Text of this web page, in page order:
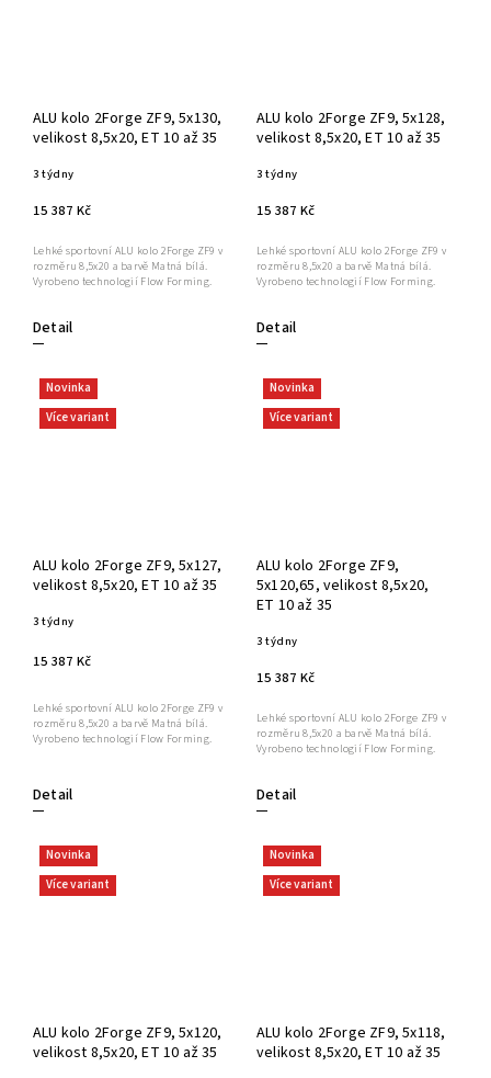
ALU kolo 2Forge ZF9, 5x130,
velikost 8,5x20, ET 10 až 35
3 týdny
15 387 Kč
Detail
Lehké sportovní ALU kolo 2Forge ZF9 v
rozměru 8,5x20 a barvě Matná bílá.
Vyrobeno technologií Flow Forming.
ALU kolo 2Forge ZF9, 5x128,
velikost 8,5x20, ET 10 až 35
3 týdny
15 387 Kč
Detail
Lehké sportovní ALU kolo 2Forge ZF9 v
rozměru 8,5x20 a barvě Matná bílá.
Vyrobeno technologií Flow Forming.
Novinka
Více variant
ALU kolo 2Forge ZF9, 5x127,
velikost 8,5x20, ET 10 až 35
3 týdny
15 387 Kč
Detail
Lehké sportovní ALU kolo 2Forge ZF9 v
rozměru 8,5x20 a barvě Matná bílá.
Vyrobeno technologií Flow Forming.
Novinka
Více variant
ALU kolo 2Forge ZF9,
5x120,65, velikost 8,5x20,
ET 10 až 35
3 týdny
15 387 Kč
Detail
Lehké sportovní ALU kolo 2Forge ZF9 v
rozměru 8,5x20 a barvě Matná bílá.
Vyrobeno technologií Flow Forming.
Novinka
Více variant
ALU kolo 2Forge ZF9, 5x120,
velikost 8,5x20, ET 10 až 35
Novinka
Více variant
ALU kolo 2Forge ZF9, 5x118,
velikost 8,5x20, ET 10 až 35